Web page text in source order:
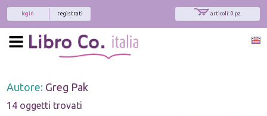
articoli: 0 pz.
registrati
login
Autore: Greg Pak
14 oggetti trovati